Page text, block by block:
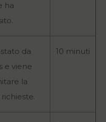
ha
da
e viene
la
10 minuti